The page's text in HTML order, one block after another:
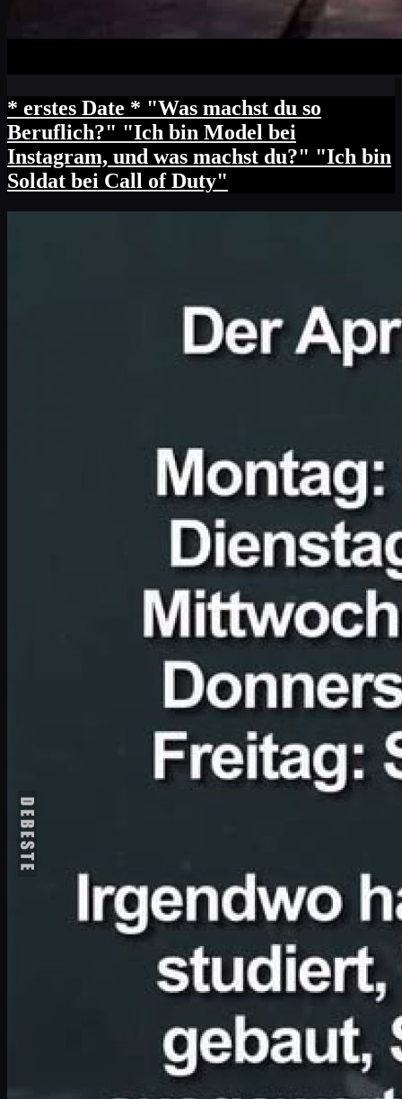
* erstes Date * "Was machst du so
Beruflich?" "Ich bin Model bei
Instagram, und was machst du?" "Ich bin
Soldat bei Call of Duty"